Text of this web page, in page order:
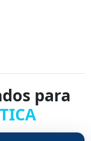
para